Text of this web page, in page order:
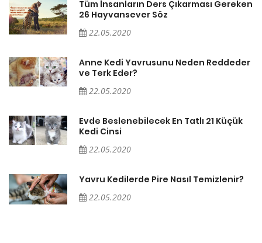
Tüm İnsanların Ders Çıkarması Gereken
26 Hayvansever Söz
22.05.2020
Anne Kedi Yavrusunu Neden Reddeder
ve Terk Eder?
22.05.2020
Evde Beslenebilecek En Tatlı 21 Küçük
Kedi Cinsi
22.05.2020
Yavru Kedilerde Pire Nasıl Temizlenir?
22.05.2020